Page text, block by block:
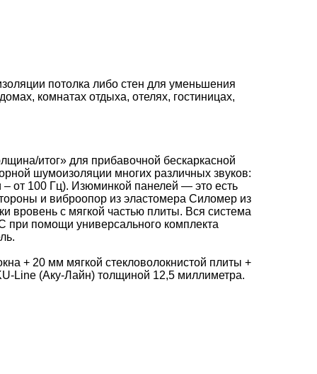
потолка либо стен для уменьшения
комнатах отдыха, отелях, гостиницах,
итог» для прибавочной бескаркасной
шумоизоляции многих различных звуков:
– от 100 Гц). Изюминкой панелей — это есть
и виброопор из эластомера Силомер из
вровень с мягкой частью плиты. Вся система
при помощи универсального комплекта
+ 20 мм мягкой стекловолокнистой плиты +
Line (Аку-Лайн) толщиной 12,5 миллиметра.